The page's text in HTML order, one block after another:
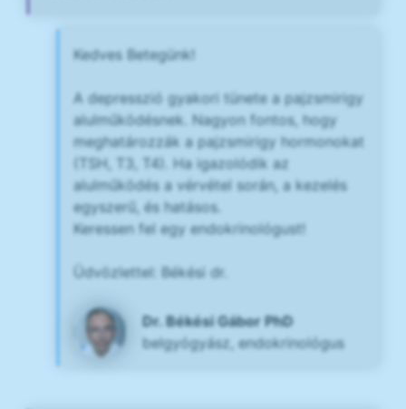
Kedves Betegünk!
A depresszió gyakori tünete a pajzsmirigy
alulműködésnek. Nagyon fontos, hogy
meghatározzák a pajzsmirigy hormonokat
(TSH, T3, T4). Ha igazolódik az
alulműködés a vérvétel során, a kezelés
egyszerű, és hatásos.
Keressen fel egy endokrinológust!
Üdvözlettel: Békési dr.
Dr. Békési Gábor PhD
belgyógyász, endokrinológus